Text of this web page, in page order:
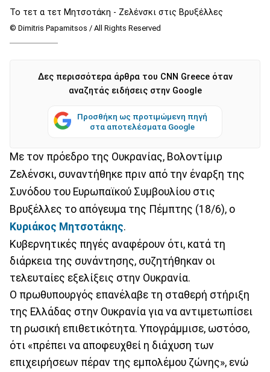
Το τετ α τετ Μητσοτάκη - Ζελένσκι στις Βρυξέλλες
© Dimitris Papamitsos / All Rights Reserved
Δες περισσότερα άρθρα του CNN Greece όταν
αναζητάς ειδήσεις στην Google
Προσθήκη ως προτιμώμενη πηγή
στα αποτελέσματα Google
Με τον πρόεδρο της Ουκρανίας, Βολοντίμιρ
Ζελένσκι, συναντήθηκε πριν από την έναρξη της
Συνόδου του Ευρωπαϊκού Συμβουλίου στις
Βρυξέλλες το απόγευμα της Πέμπτης (18/6), ο
Κυριάκος Μητσοτάκης.
Κυβερνητικές πηγές αναφέρουν ότι, κατά τη
διάρκεια της συνάντησης, συζητήθηκαν οι
τελευταίες εξελίξεις στην Ουκρανία.
Ο πρωθυπουργός επανέλαβε τη σταθερή στήριξη
της Ελλάδας στην Ουκρανία για να αντιμετωπίσει
τη ρωσική επιθετικότητα. Υπογράμμισε, ωστόσο,
ότι «πρέπει να αποφευχθεί η διάχυση των
επιχειρήσεων πέραν της εμπολέμου ζώνης», ενώ